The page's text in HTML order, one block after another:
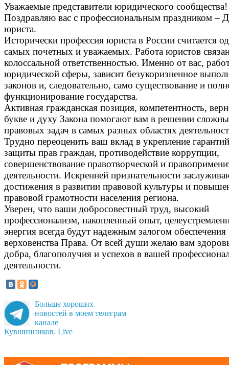
Уважаемые представители юридического сообщества!
Поздравляю вас с профессиональным праздником –
юриста.
Исторически профессия юриста в России считается
самых почетных и уважаемых. Работа юристов
колоссальной ответственностью. Именно от вас,
юридической сферы, зависит безукоризненное
законов и, следовательно, само существование и
функционирование государства.
Активная гражданская позиция, компетентность,
букве и духу Закона помогают вам в решении
правовых задач в самых разных областях
Трудно переоценить ваш вклад в укрепление гарантий
защиты прав граждан, противодействие коррупции,
совершенствование правотворческой и
деятельности. Искренней признательности
достижения в развитии правовой культуры и
правовой грамотности населения региона.
Уверен, что ваши добросовестный труд, высокий
профессионализм, накопленный опыт,
энергия всегда будут надежным залогом обеспечения
верховенства Права. От всей души желаю вам
добра, благополучия и успехов в вашей
деятельности.
Больше хороших
новостей в моем телеграм
канале
Кувшинников. Live